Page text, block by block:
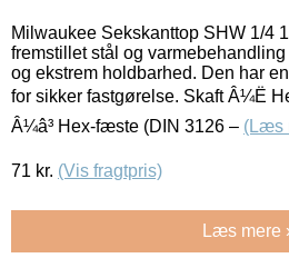
Milwaukee Sekskanttop SHW 1/4
fremstillet stål og
og ekstrem holdbarhed. Den har
for sikker fastgørelse. Skaft Â¼Ë
Â¼â³ Hex-fæste (DIN 3126 – (Læs
71 kr. (Vis fragtpris)
Læs mere